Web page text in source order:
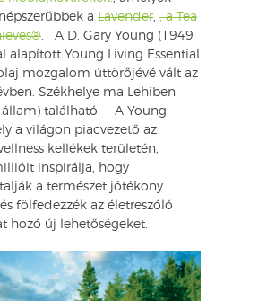
a Lavender , a Tea
. A D. Gary Young (1949
alapított Young Living Essential
mozgalom úttörőjévé vált az
Székhelye ma Lehiben
állam) található. A Young
a világon piacvezető az
kellékek területén,
inspirálja, hogy
a természet jótékony
fölfedezzék az életreszóló
hozó új lehetőségeket.